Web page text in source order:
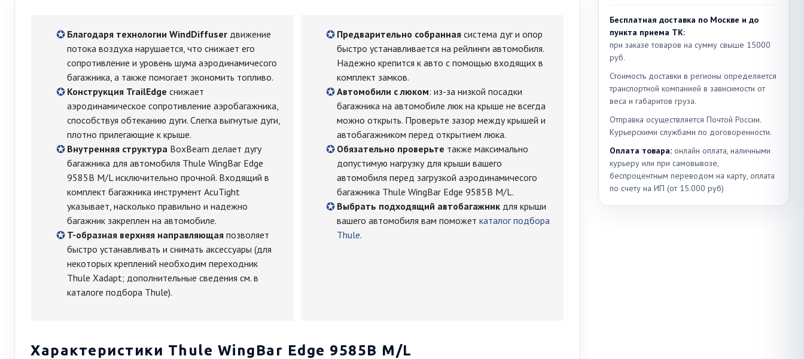
Благодаря технологии WindDiffuser движение
потока воздуха нарушается, что снижает его
сопротивление и уровень шума аэродинамичесого
багажника, а также помогает экономить топливо.
Конструкция TrailEdge снижает
аэродинамическое сопротивление аэробагажника,
способствуя обтеканию дуги. Слегка выгнутые дуги,
плотно прилегающие к крыше.
Внутренняя структура BoxBeam делает дугу
багажника для автомобиля Thule WingBar Edge
9585B M/L исключительно прочной. Входящий в
комплект багажника инструмент AcuTight
указывает, насколько правильно и надежно
багажник закреплен на автомобиле.
T-образная верхняя направляющая позволяет
быстро устанавливать и снимать аксессуары (для
некоторых креплений необходим переходник
Thule Xadapt; дополнительные сведения см. в
каталоге подбора Thule).
Предварительно собранная система дуг и опор
быстро устанавливается на рейлинги автомобиля.
Надежно крепится к авто с помощью входящих в
комплект замков.
Автомобили с люком: из-за низкой посадки
багажника на автомобиле люк на крыше не всегда
можно открыть. Проверьте зазор между крышей и
автобагажником перед открытием люка.
Обязательно проверьте также максимально
допустимую нагрузку для крыши вашего
автомобиля перед загрузкой аэродинамичесого
багажника Thule WingBar Edge 9585B M/L.
Выбрать подходящий автобагажник для крыши
вашего автомобиля вам поможет каталог подбора
Thule.
Характеристики Thule WingBar Edge 9585B M/L
Бесплатная доставка по Москве и до
пункта приема ТК:
при заказе товаров на сумму свыше 15000
руб.
Стоимость доставки в регионы определяется
транспортной компанией в зависимости от
веса и габаритов груза.
Отправка осуществляется Почтой России.
Курьерскими службами по договоренности.
Оплата товара: онлайн оплата, наличными
курьеру или при самовывозе,
беспроцентным переводом на карту, оплата
по счету на ИП (от 15.000 руб)